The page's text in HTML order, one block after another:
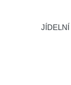
JÍDELNÍ